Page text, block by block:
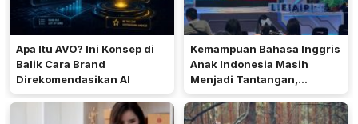
Apa Itu AVO? Ini Konsep di
Balik Cara Brand
Direkomendasikan AI
Kemampuan Bahasa Inggris
Anak Indonesia Masih
Menjadi Tantangan,
Pendekatan Pembelajaran
Dinilai Perlu Berubah